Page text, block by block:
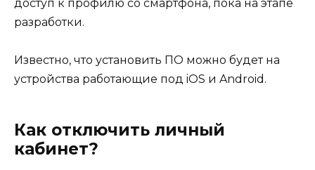
доступ к профилю со смартфона, пока на этапе
разработки.
Известно, что установить ПО можно будет на
устройства работающие под iOS и Android.
Как отключить личный
кабинет?